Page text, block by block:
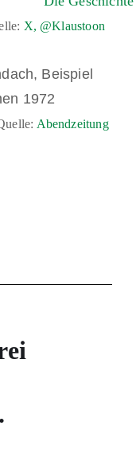
X, @Klaustoon
Abendzeitung